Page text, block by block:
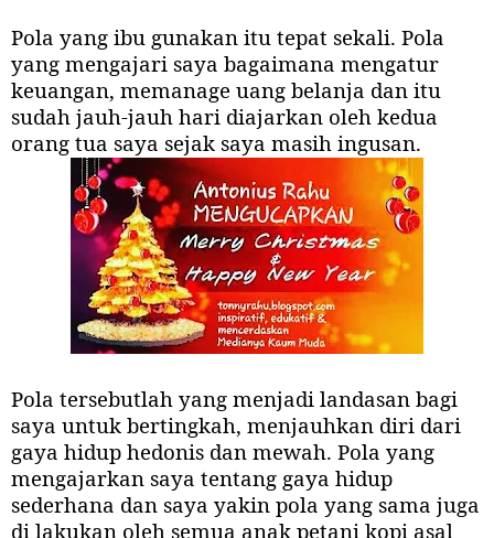
Pola yang ibu gunakan itu tepat sekali. Pola
yang mengajari saya bagaimana mengatur
keuangan, memanage uang belanja dan itu
sudah jauh-jauh hari diajarkan oleh kedua
orang tua saya sejak saya masih ingusan.
Pola tersebutlah yang menjadi landasan bagi
saya untuk bertingkah, menjauhkan diri dari
gaya hidup hedonis dan mewah. Pola yang
mengajarkan saya tentang gaya hidup
sederhana dan saya yakin pola yang sama juga
di lakukan oleh semua anak petani kopi asal